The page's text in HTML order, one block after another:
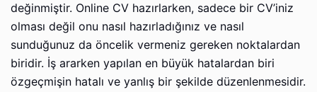
değinmiştir. Online CV hazırlarken, sadece bir CV’iniz
olması değil onu nasıl hazırladığınız ve nasıl
sunduğunuz da öncelik vermeniz gereken noktalardan
biridir. İş ararken yapılan en büyük hatalardan biri
özgeçmişin hatalı ve yanlış bir şekilde düzenlenmesidir.